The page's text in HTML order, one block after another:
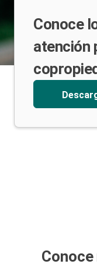
Conoce
atención